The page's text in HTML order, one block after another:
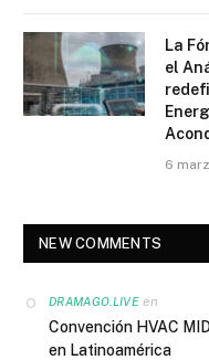
La
el
6
NEW COMMENTS
DRAMAGO.LIVEen
Convención HVAC
en Latinoamérica